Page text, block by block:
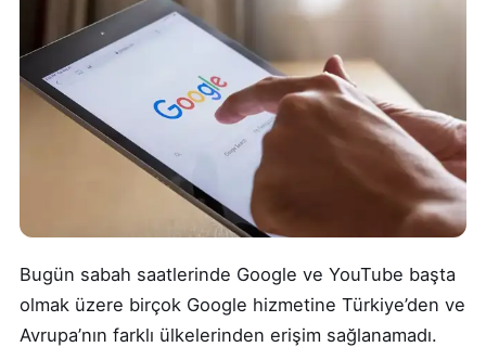
Bugün sabah saatlerinde Google ve YouTube başta
olmak üzere birçok Google hizmetine Türkiye’den ve
Avrupa’nın farklı ülkelerinden erişim sağlanamadı.